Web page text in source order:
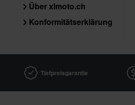
Über xlmoto.ch
Konformitätserklärung
Tiefpreisgarantie